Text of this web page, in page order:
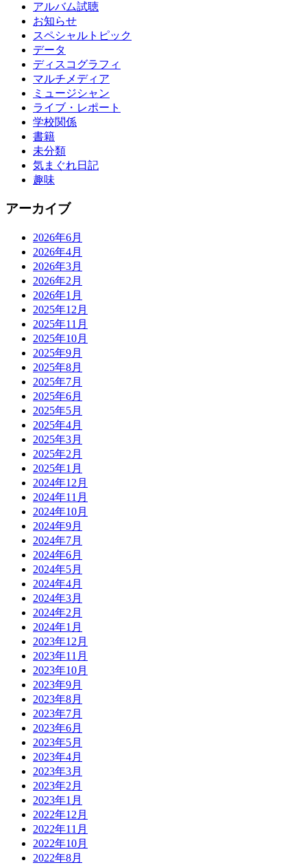
アルバム試聴
お知らせ
スペシャルトピック
データ
ディスコグラフィ
マルチメディア
ミュージシャン
ライブ・レポート
学校関係
書籍
未分類
気まぐれ日記
趣味
アーカイブ
2026年6月
2026年4月
2026年3月
2026年2月
2026年1月
2025年12月
2025年11月
2025年10月
2025年9月
2025年8月
2025年7月
2025年6月
2025年5月
2025年4月
2025年3月
2025年2月
2025年1月
2024年12月
2024年11月
2024年10月
2024年9月
2024年7月
2024年6月
2024年5月
2024年4月
2024年3月
2024年2月
2024年1月
2023年12月
2023年11月
2023年10月
2023年9月
2023年8月
2023年7月
2023年6月
2023年5月
2023年4月
2023年3月
2023年2月
2023年1月
2022年12月
2022年11月
2022年10月
2022年8月